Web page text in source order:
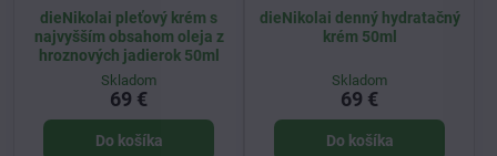
dieNikolai pleťový krém s
najvyšším obsahom oleja z
hroznových jadierok 50ml
Skladom
69 €
Do košíka
dieNikolai denný hydratačný
krém 50ml
Skladom
69 €
Do košíka